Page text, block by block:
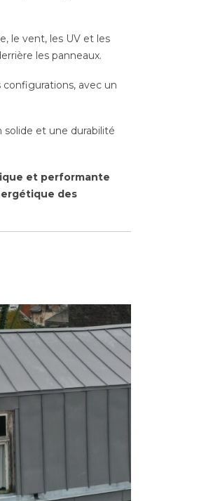
le vent, les UV et les
les panneaux.
avec un
solide et une durabilité
et performante
des